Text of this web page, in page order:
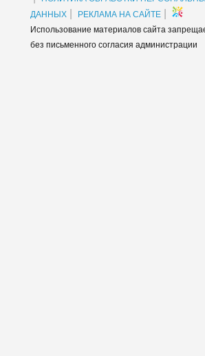
ДАННЫХ
РЕКЛАМА НА САЙТЕ
Использование материалов сайта
без письменного согласия администрации